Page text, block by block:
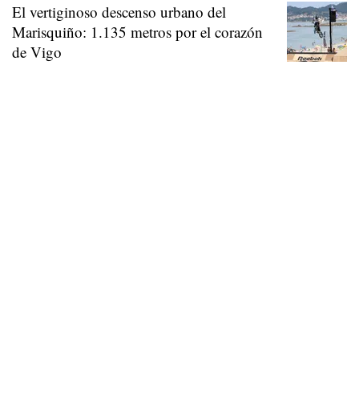
El vertiginoso descenso urbano del
Marisquiño: 1.135 metros por el corazón
de Vigo